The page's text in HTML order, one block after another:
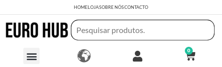
HOMELOJASOBRE NÓSCONTACTO
0